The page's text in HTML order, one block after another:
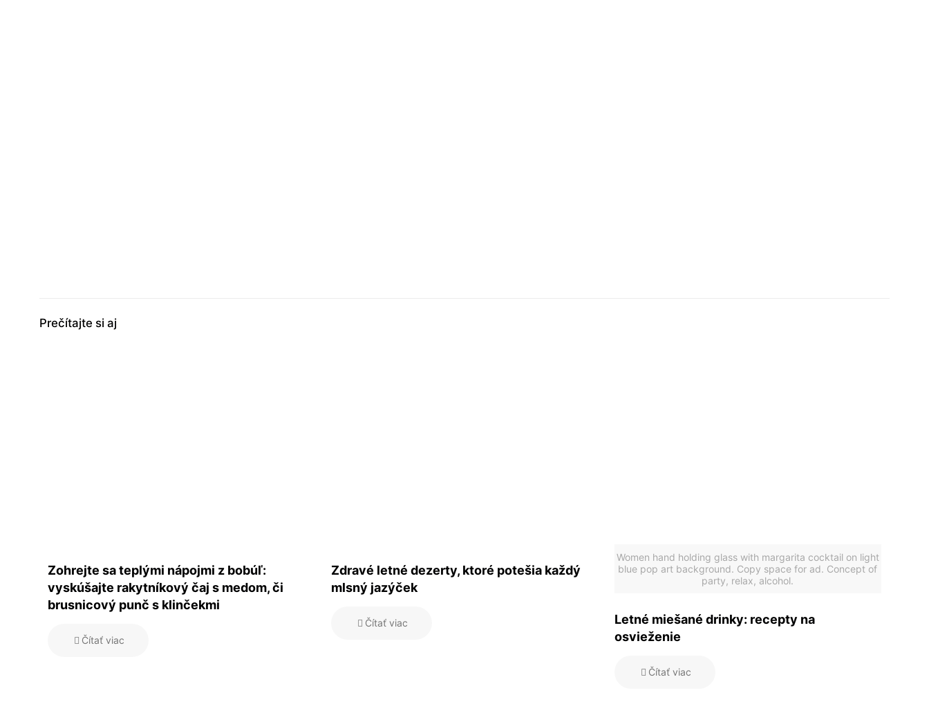
Prečítajte si aj
Zohrejte sa teplými nápojmi z bobúľ:
vyskúšajte rakytníkový čaj s medom, či
brusnicový punč s klinčekmi
Čítať viac
Zdravé letné dezerty, ktoré potešia každý
mlsný jazýček
Čítať viac
Women hand holding glass with margarita cocktail on light
blue pop art background. Copy space for ad. Concept of
party, relax, alcohol.
Letné miešané drinky: recepty na
osvieženie
Čítať viac